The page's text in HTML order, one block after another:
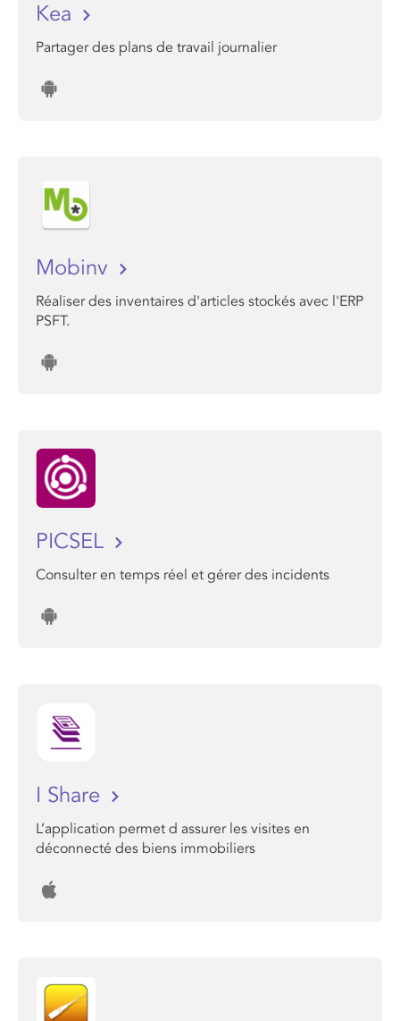
Kea
Partager des plans de travail journalier
Mobinv
Réaliser des inventaires d'articles stockés avec l'ERP
PSFT.
PICSEL
Consulter en temps réel et gérer des incidents
I Share
L’application permet d assurer les visites en
déconnecté des biens immobiliers